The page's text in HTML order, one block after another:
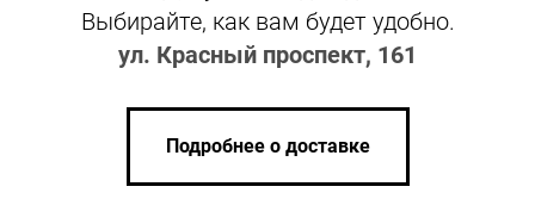
Выбирайте, как вам будет удобно.
ул. Красный проспект, 161
Подробнее о доставке